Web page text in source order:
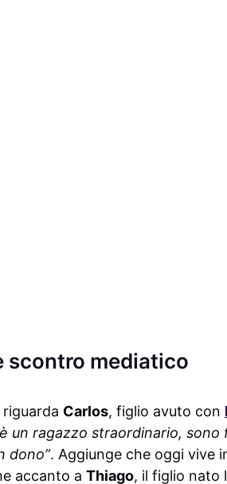
scontro mediatico
Carlos, figlio avuto con
un ragazzo straordinario,
dono”. Aggiunge che oggi vive
accanto a Thiago, il figlio nato